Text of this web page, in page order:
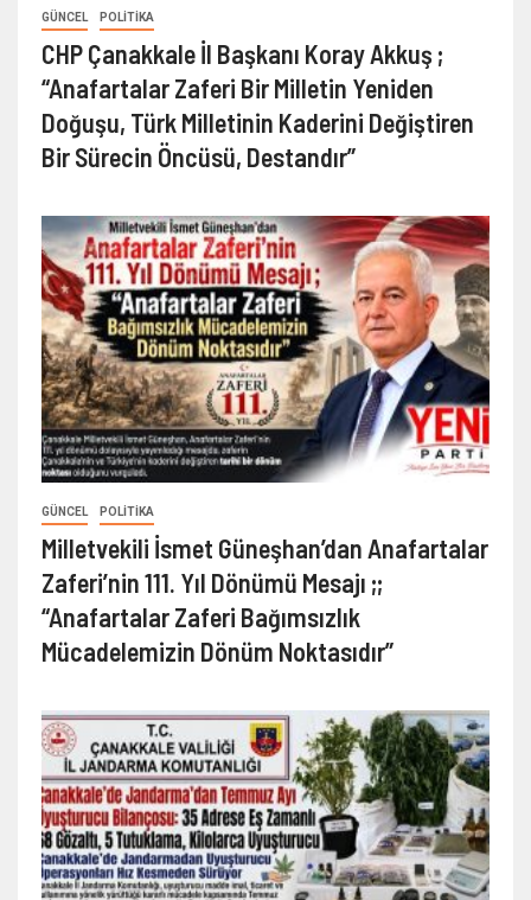
GÜNCEL POLITIKA
CHP Çanakkale İl Başkanı Koray Akkuş ;
“Anafartalar Zaferi Bir Milletin Yeniden
Doğuşu, Türk Milletinin Kaderini Değiştiren
Bir Sürecin Öncüsü, Destandır”
GÜNCEL POLITIKA
Milletvekili İsmet Güneşhan’dan Anafartalar
Zaferi’nin 111. Yıl Dönümü Mesajı ;;
“Anafartalar Zaferi Bağımsızlık
Mücadelemizin Dönüm Noktasıdır”